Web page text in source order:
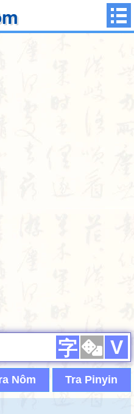
字 V
Nôm Tra Pinyin